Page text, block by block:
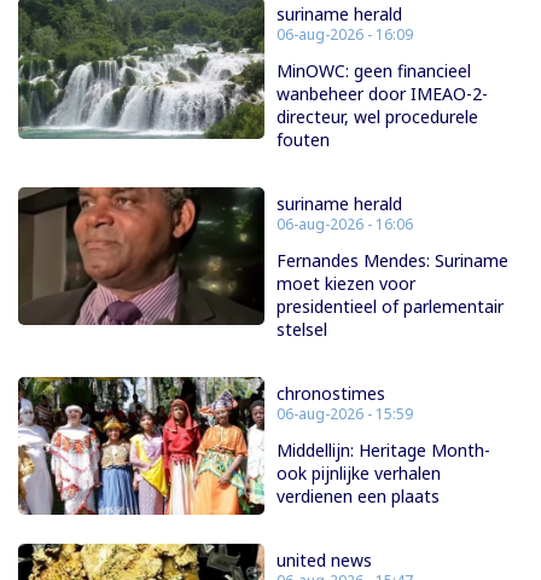
suriname herald
06-aug-2026 - 16:09
MinOWC: geen financieel
wanbeheer door IMEAO-2-
directeur, wel procedurele
fouten
suriname herald
06-aug-2026 - 16:06
Fernandes Mendes: Suriname
moet kiezen voor
presidentieel of parlementair
stelsel
chronostimes
06-aug-2026 - 15:59
Middellijn: Heritage Month-
ook pijnlijke verhalen
verdienen een plaats
united news